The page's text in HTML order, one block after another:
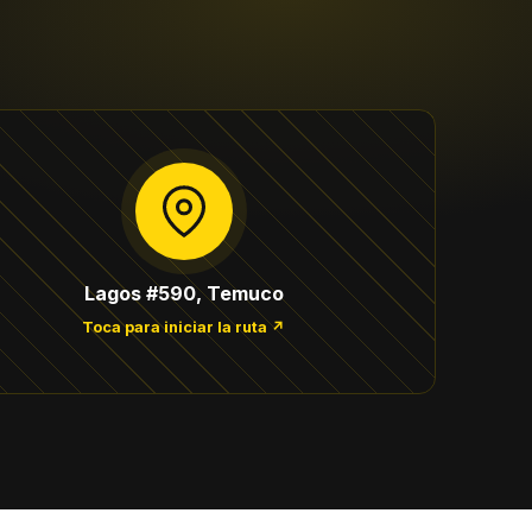
Lagos #590, Temuco
Toca para iniciar la ruta ↗